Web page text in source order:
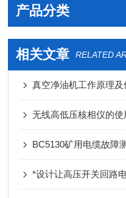
产品分类
相关文章 RELATED
真空净油机工作原理及
无线高低压核相仪的
BC5130矿用电缆故障
*设计让高压开关回路